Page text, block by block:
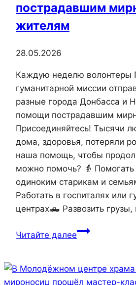
пострадавшим
жителям
28.05.2026
Каждую неделю волонтеры
гуманитарной миссии
разные города Донбасса и
помощи пострадавшим
Присоединяйтесь! Тысячи
дома, здоровья, потеряли
наша помощь, чтобы
можно помочь? 👵
одиноким старикам и
Работать в госпиталях или
центрах🛻 Развозить
Читайте далееКаждую
Патриаршей